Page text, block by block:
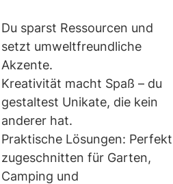
Du sparst Ressourcen und
setzt umweltfreundliche
Akzente.
Kreativität macht Spaß – du
gestaltest Unikate, die kein
anderer hat.
Praktische Lösungen: Perfekt
zugeschnitten für Garten,
Camping und